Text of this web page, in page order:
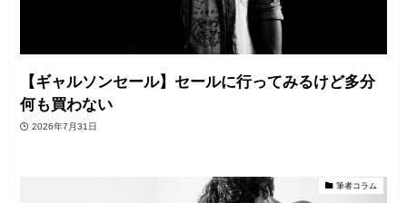
【ギャルソンセール】セールに行ってみるけど多分
何も買わない
2026年7月31日
筆者コラム